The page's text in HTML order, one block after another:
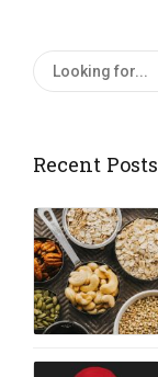
Recent Posts